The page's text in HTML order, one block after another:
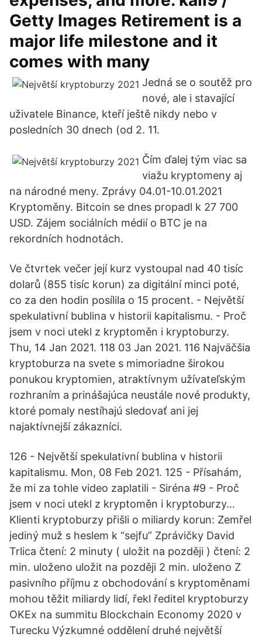
Getty Images Retirement is a
major life milestone and it
comes with many
Jedná se o soutěž pro
nové, ale i stavající
uživatele Binance, kteří ještě nikdy nebo v
posledních 30 dnech (od 2. 11.
Čím ďalej tým viac sa
viažu kryptomeny aj
na národné meny. Zprávy 04.01-10.01.2021
Kryptoměny. Bitcoin se dnes propadl k 27 700
USD. Zájem sociálních médií o BTC je na
rekordních hodnotách.
Ve čtvrtek večer její kurz vystoupal nad 40 tisíc
dolarů (855 tisíc korun) za digitální minci poté,
co za den hodin posílila o 15 procent. - Největší
spekulativní bublina v historii kapitalismu. - Proč
jsem v noci utekl z kryptoměn i kryptoburzy.
Thu, 14 Jan 2021. 118 03 Jan 2021. 116 Najväčšia
kryptoburza na svete s mimoriadne širokou
ponukou kryptomien, atraktívnym užívateľským
rozhraním a prinášajúca neustále nové produkty,
ktoré pomaly nestíhajú sledovať ani jej
najaktívnejší zákazníci.
126 - Největší spekulativní bublina v historii
kapitalismu. Mon, 08 Feb 2021. 125 - Přísahám,
že mi za tohle video zaplatili - Siréna #9 - Proč
jsem v noci utekl z kryptoměn i kryptoburzy…
Klienti kryptoburzy přišli o miliardy korun: Zemřel
jediný muž s heslem k “sejfu” Zprávičky David
Trlica čtení: 2 minuty ( uložit na později ) čtení: 2
min. uloženo uložit na později 2 min. uloženo Z
pasivního příjmu z obchodování s kryptoměnami
mohou těžit miliardy lidí, řekl ředitel kryptoburzy
OKEx na summitu Blockchain Economy 2020 v
Turecku Výzkumné oddělení druhé největší